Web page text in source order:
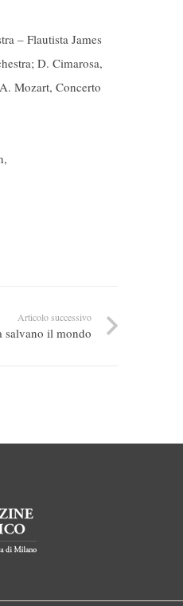
– Flautista James
D. Cimarosa,
Mozart, Concerto
Articolo successivo
salvano il mondo